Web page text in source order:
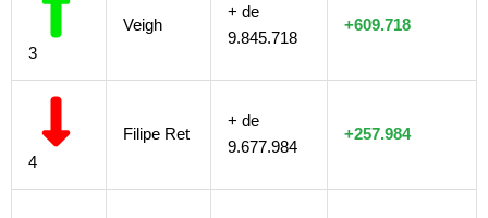
3
Veigh
+ de
9.845.718
+609.718
4
Filipe Ret
+ de
9.677.984
+257.984